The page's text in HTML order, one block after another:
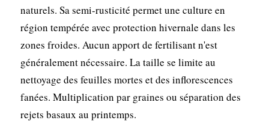
naturels. Sa semi-rusticité permet une culture en
région tempérée avec protection hivernale dans les
zones froides. Aucun apport de fertilisant n'est
généralement nécessaire. La taille se limite au
nettoyage des feuilles mortes et des inflorescences
fanées. Multiplication par graines ou séparation des
rejets basaux au printemps.